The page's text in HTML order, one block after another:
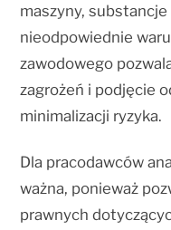
maszyny,
nieodpowiednie
zawodowego
zagrożeń i podjęcie
minimalizacji ryzyka.
Dla pracodawców
ważna, ponieważ
prawnych